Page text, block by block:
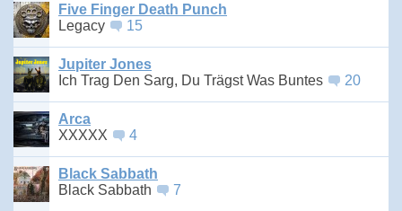
Five Finger Death Punch
Legacy
15
Jupiter Jones
Ich Trag Den Sarg, Du Trägst Was Buntes
20
Arca
XXXXX
4
Black Sabbath
Black Sabbath
7